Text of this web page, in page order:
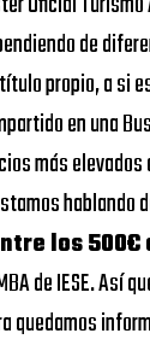
de
propio, a si
en una
más elevados
hablando
los 500€
de IESE. Así
quedamos